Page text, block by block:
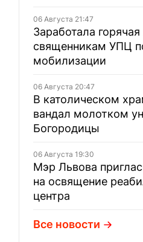
06 Августа 21:47
Заработала
священникам УПЦ
мобилизации
06 Августа 20:47
В католическом
вандал молотком
Богородицы
06 Августа 19:30
Мэр Львова
на освящение
центра
Все новости